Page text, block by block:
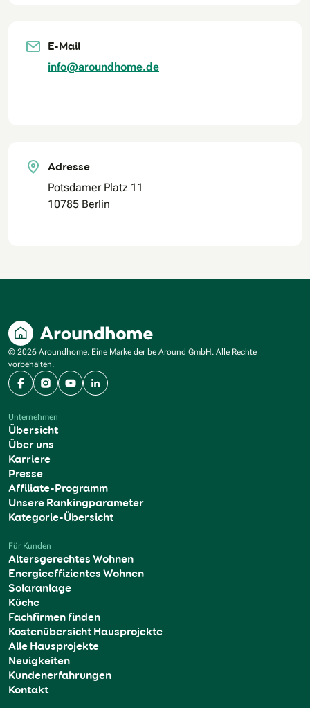
E-Mail
info@aroundhome.de
Adresse
Potsdamer Platz 11
10785 Berlin
© 2026 Aroundhome. Eine Marke der be Around GmbH. Alle Rechte
vorbehalten.
FacebookInstagram
YouTubeLinkedIn
Unternehmen
Übersicht
Über uns
Karriere
Presse
Affiliate-Programm
Unsere Rankingparameter
Kategorie-Übersicht
Für Kunden
Altersgerechtes Wohnen
Energieeffizientes Wohnen
Solaranlage
Küche
Fachfirmen finden
Kostenübersicht Hausprojekte
Alle Hausprojekte
Neuigkeiten
Kundenerfahrungen
Kontakt